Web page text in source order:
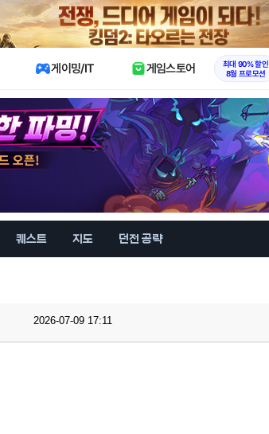
X
게이밍/IT 게임스토어
최대 90% 할인
8월 프로모션
퀘스트 지도 던전 공략
2026-07-09 17:11